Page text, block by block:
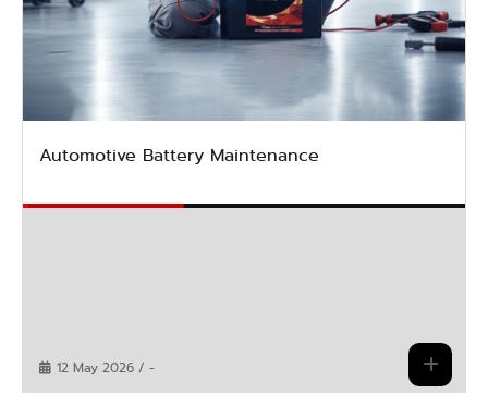
Automotive Battery Maintenance
12 May 2026 / -